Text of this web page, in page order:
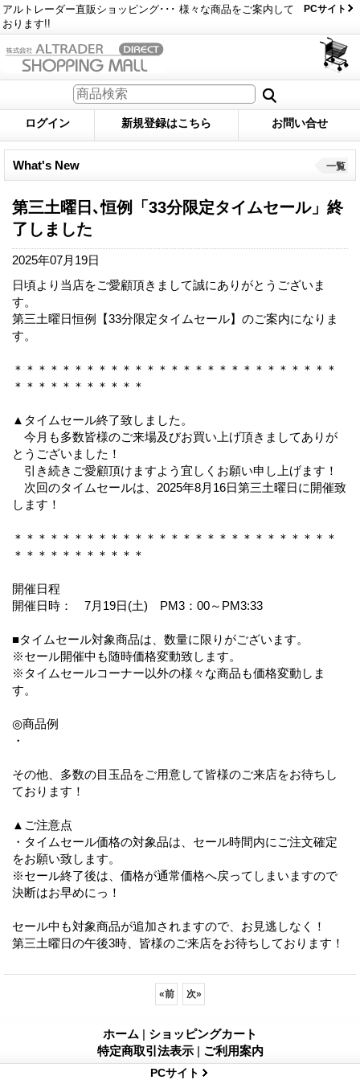
アルトレーダー直販ショッピング･･･ 様々な商品をご案内して
おります!!
PCサイト
ログイン 新規登録はこちら お問い合せ
What's New 一覧
第三土曜日､恒例「33分限定タイムセール」終
了しました
2025年07月19日
日頃より当店をご愛顧頂きまして誠にありがとうございま
す。
第三土曜日恒例【33分限定タイムセール】のご案内になりま
す。
＊＊＊＊＊＊＊＊＊＊＊＊＊＊＊＊＊＊＊＊＊＊＊＊＊＊＊
＊＊＊＊＊＊＊＊＊＊＊
▲タイムセール終了致しました。
今月も多数皆様のご来場及びお買い上げ頂きましてありが
とうございました！
引き続きご愛顧頂けますよう宜しくお願い申し上げます！
次回のタイムセールは、2025年8月16日第三土曜日に開催致
します！
＊＊＊＊＊＊＊＊＊＊＊＊＊＊＊＊＊＊＊＊＊＊＊＊＊＊＊
＊＊＊＊＊＊＊＊＊＊＊
開催日程
開催日時： 7月19日(土) PM3：00～PM3:33
■タイムセール対象商品は、数量に限りがございます。
※セール開催中も随時価格変動致します。
※タイムセールコーナー以外の様々な商品も価格変動しま
す。
◎商品例
・
その他、多数の目玉品をご用意して皆様のご来店をお待ちし
ております！
▲ご注意点
・タイムセール価格の対象品は、セール時間内にご注文確定
をお願い致します。
※セール終了後は、価格が通常価格へ戻ってしまいますので
決断はお早めにっ！
セール中も対象商品が追加されますので、お見逃しなく！
第三土曜日の午後3時、皆様のご来店をお待ちしております！
«前 次»
ホーム | ショッピングカート
特定商取引法表示 | ご利用案内
PCサイト